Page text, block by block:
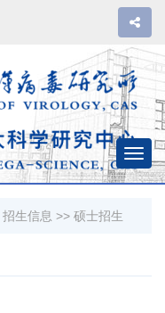
招生信息 >> 硕士招生